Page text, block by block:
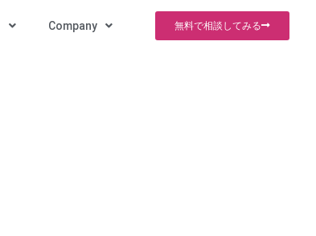
Company 無料で相談してみる